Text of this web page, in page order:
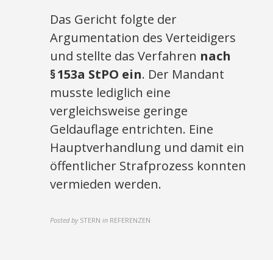
Das Gericht folgte der
Argumentation des Verteidigers
und stellte das Verfahren nach
§ 153a StPO ein. Der Mandant
musste lediglich eine
vergleichsweise geringe
Geldauflage entrichten. Eine
Hauptverhandlung und damit ein
öffentlicher Strafprozess konnten
vermieden werden.
Posted by STERN in REFERENZEN